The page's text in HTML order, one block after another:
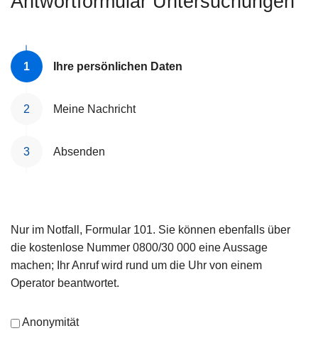
Ihre persönlichen Daten
Meine Nachricht
Absenden
Nur im Notfall, Formular 101. Sie können ebenfalls über
die kostenlose Nummer 0800/30 000 eine Aussage
machen; Ihr Anruf wird rund um die Uhr von einem
Operator beantwortet.
Anonymität